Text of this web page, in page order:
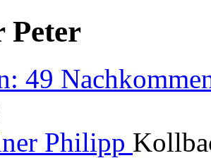
Peter
49
Philipp